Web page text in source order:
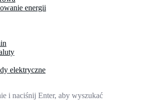
energii
elektryczne
i naciśnij Enter, aby wyszukać